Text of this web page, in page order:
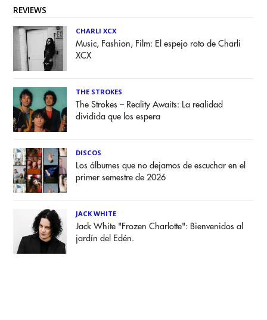
REVIEWS
CHARLI XCX
Music, Fashion, Film: El espejo roto de Charli
XCX
THE STROKES
The Strokes – Reality Awaits: La realidad
dividida que los espera
DISCOS
Los álbumes que no dejamos de escuchar en el
primer semestre de 2026
JACK WHITE
Jack White "Frozen Charlotte": Bienvenidos al
jardín del Edén.